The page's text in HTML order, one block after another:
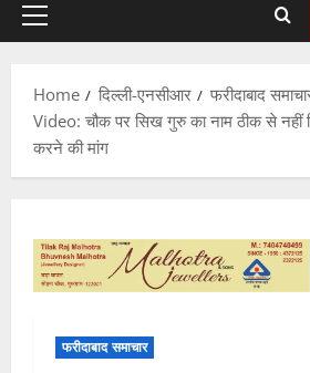
Primary
Home दिल्ली-एनसीआर
फरीदाबाद
Video: चौक पर सिख गुरु का नाम ठीक से नहीं
करने की मांग
फरीदाबाद समाचार